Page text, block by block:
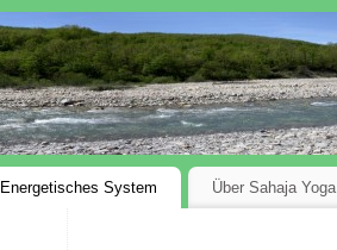
Energetisches System Über Sahaja Yoga